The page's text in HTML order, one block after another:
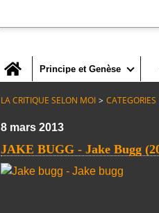
Home
Principe et Genèse
LA CRITIQUE SELON MOI > CATEGORIES
8 mars 2013
JAKE BUGG - Jake Bugg